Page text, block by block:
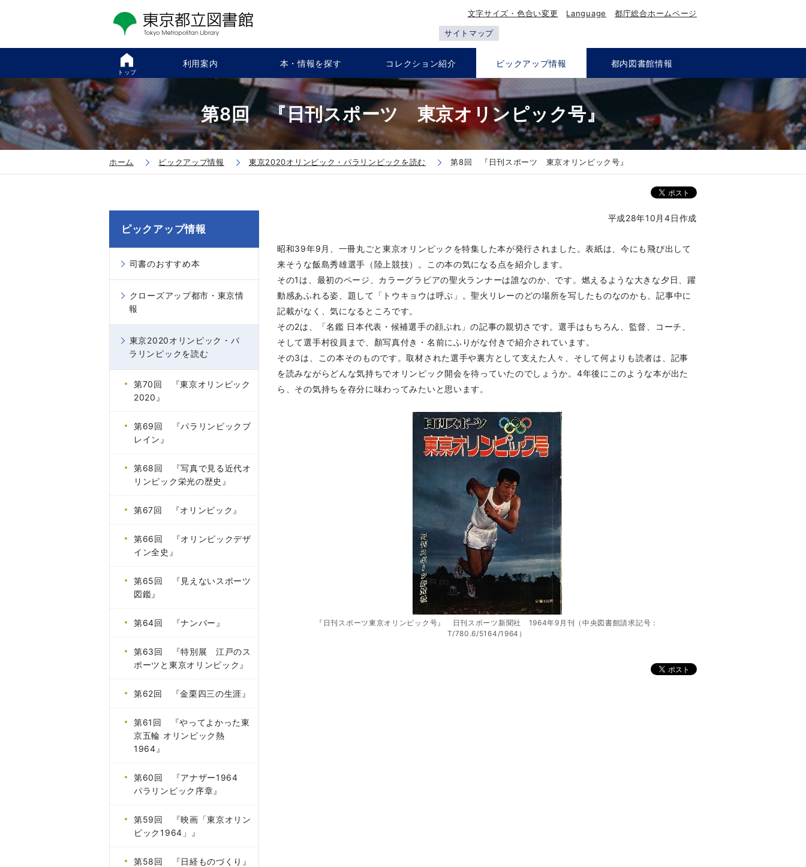
文字サイズ・色合い変更 Language 都庁総合ホームページ
サイトマップ
トップ
利用案内 本・情報を探す コレクション紹介 ピックアップ情報 都内図書館情報
第8回 『日刊スポーツ 東京オリンピック号』
ホーム ピックアップ情報 東京2020オリンピック・パラリンピックを読む 第8回 『日刊スポーツ 東京オリンピック号』
平成28年10月4日作成
昭和39年9月、一冊丸ごと東京オリンピックを特集した本が発行されました。表紙は、今にも飛び出して
来そうな飯島秀雄選手（陸上競技）。この本の気になる点を紹介します。
その1は、最初のページ、カラーグラビアの聖火ランナーは誰なのか、です。燃えるような大きな夕日、躍
動感あふれる姿、題して「トウキョウは呼ぶ」。聖火リレーのどの場所を写したものなのかも、記事中に
記載がなく、気になるところです。
その2は、「名鑑 日本代表・候補選手の顔ぶれ」の記事の親切さです。選手はもちろん、監督、コーチ、
そして選手村役員まで、顏写真付き・名前にふりがな付きで紹介されています。
その3は、この本そのものです。取材された選手や裏方として支えた人々、そして何よりも読者は、記事
を読みながらどんな気持ちでオリンピック開会を待っていたのでしょうか。4年後にこのような本が出た
ら、その気持ちを存分に味わってみたいと思います。
『日刊スポーツ東京オリンピック号』 日刊スポーツ新聞社 1964年9月刊（中央図書館請求記号：
T/780.6/5164/1964）
ピックアップ情報
司書のおすすめ本
クローズアップ都市・東京情
報
東京2020オリンピック・パ
ラリンピックを読む
第70回 『東京オリンピック
2020』
第69回 『パラリンピックブ
レイン』
第68回 『写真で見る近代オ
リンピック栄光の歴史』
第67回 『オリンピック』
第66回 『オリンピックデザ
イン全史』
第65回 『見えないスポーツ
図鑑』
第64回 『ナンバー』
第63回 『特別展 江戸のス
ポーツと東京オリンピック』
第62回 『金栗四三の生涯』
第61回 『やってよかった東
京五輪 オリンピック熱
1964』
第60回 『アナザー1964
パラリンピック序章』
第59回 『映画「東京オリン
ピック1964」』
第58回 『日経ものづくり』